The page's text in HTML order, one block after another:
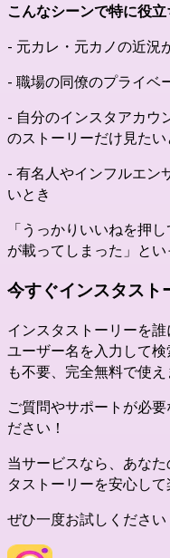
こんなシーンで特に役立
- 元カレ・元カノの近況
- 職場の同僚のプライベ
- 自分のインスタアカウ
のストーリーだけ見たい
- 有名人やインフルエン
いとき
「うっかりいいねを押
が載ってしまった」とい
今すぐインスタスト
インスタストーリーを
ユーザー名を入力して
も不要、完全無料で使え
ご質問やサポートが必
ださい！
当サービスなら、あな
タストーリーを安心して
ぜひ一度お試しください